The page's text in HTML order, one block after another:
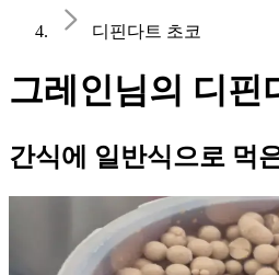
디핀다트 초코
그레인님의 디핀
간식에 일반식으로 먹